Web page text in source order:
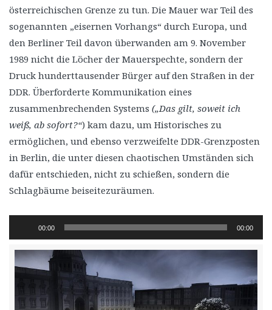
österreichischen Grenze zu tun. Die Mauer war Teil des
sogenannten „eisernen Vorhangs“ durch Europa, und
den Berliner Teil davon überwanden am 9. November
1989 nicht die Löcher der Mauerspechte, sondern der
Druck hunderttausender Bürger auf den Straßen in der
DDR. Überforderte Kommunikation eines
zusammenbrechenden Systems („Das gilt, soweit ich
weiß, ab sofort?“) kam dazu, um Historisches zu
ermöglichen, und ebenso verzweifelte DDR-Grenzposten
in Berlin, die unter diesen chaotischen Umständen sich
dafür entschieden, nicht zu schießen, sondern die
Schlagbäume beiseitezuräumen.
Player
00:00 00:00